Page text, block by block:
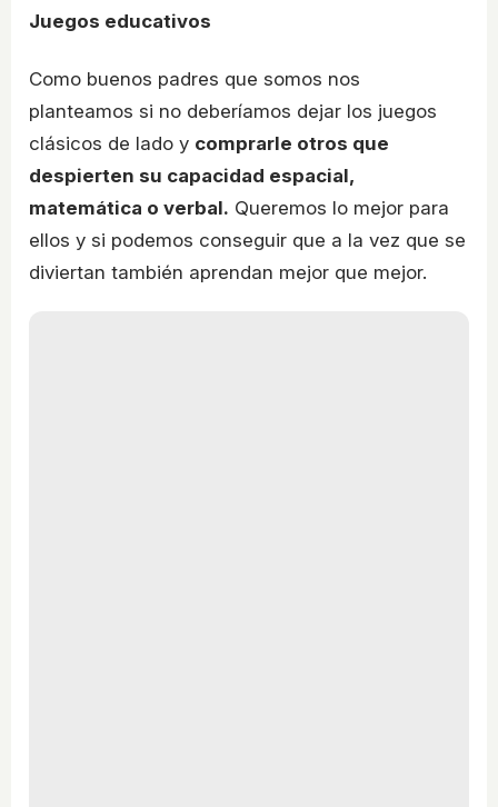
Juegos educativos
Como buenos padres que somos nos
planteamos si no deberíamos dejar los juegos
clásicos de lado y comprarle otros que
despierten su capacidad espacial,
matemática o verbal. Queremos lo mejor para
ellos y si podemos conseguir que a la vez que se
diviertan también aprendan mejor que mejor.